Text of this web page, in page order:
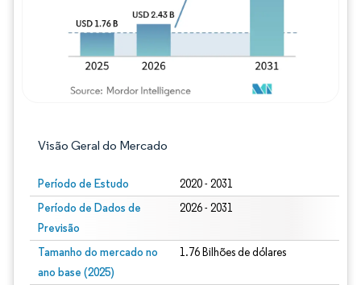
Visão Geral do Mercado
Período de Estudo 2020 - 2031
Período de Dados de
Previsão
2026 - 2031
Tamanho do mercado no
ano base (2025)
1.76 Bilhões de dólares